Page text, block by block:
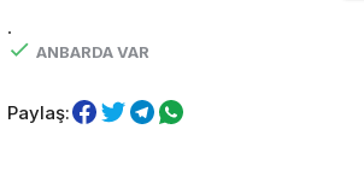
.
ANBARDA VAR
Paylaş: